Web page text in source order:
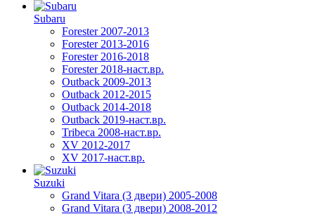
Subaru
Forester 2007-2013
Forester 2013-2016
Forester 2016-2018
Forester 2018-наст.вр.
Outback 2009-2013
Outback 2012-2015
Outback 2014-2018
Outback 2019-наст.вр.
Tribeca 2008-наст.вр.
XV 2012-2017
XV 2017-наст.вр.
Suzuki
Grand Vitara (3 двери) 2005-2008
Grand Vitara (3 двери) 2008-2012